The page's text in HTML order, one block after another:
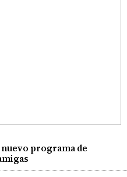
programa de